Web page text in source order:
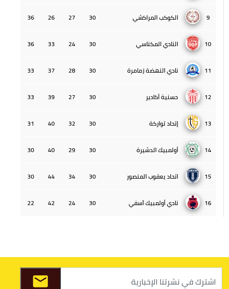
9 الكوكب المراكشي 30
27
26
36
10 النادي المكناسي 30
24
33
36
11 نادي النهضة زمامرة 30
28
37
33
12 حسنية أكادير 30
27
39
33
13 إتحاد تواركة 30
32
40
31
14 أولمبيك الدشيرة 30
29
40
30
15 اتحاد يعقوب المنصور 30
34
44
30
16 نادي أولمبيك آسفي 30
24
42
22